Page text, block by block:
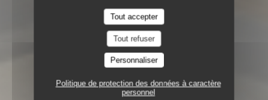
Tout accepter
Tout refuser
Personnaliser
Politique de protection des données à caractère
personnel